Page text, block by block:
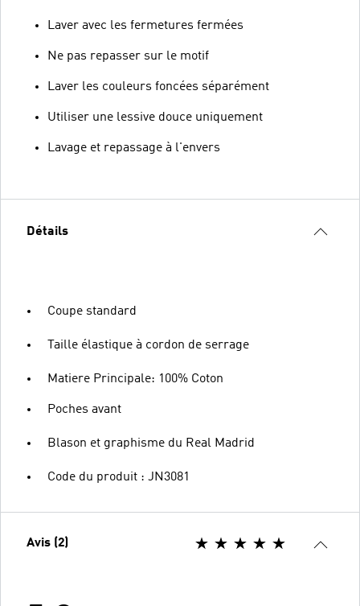
Laver avec les fermetures fermées
Ne pas repasser sur le motif
Laver les couleurs foncées séparément
Utiliser une lessive douce uniquement
Lavage et repassage à l'envers
Détails
Coupe standard
Taille élastique à cordon de serrage
Matiere Principale: 100% Coton
Poches avant
Blason et graphisme du Real Madrid
Code du produit : JN3081
Avis (2)